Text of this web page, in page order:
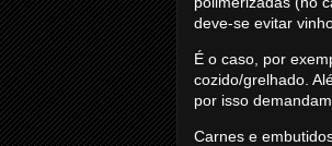
deve-se evitar
É o caso, por
cozido/grelhado.
por isso
Carnes e